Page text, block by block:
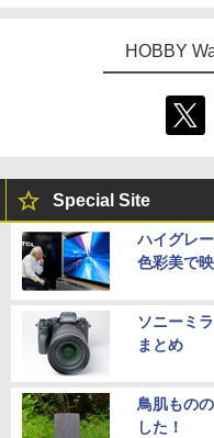
HOBBY
Special Site
ハイグレ
色彩美で
ソニーミ
まとめ
鳥肌もの
した！